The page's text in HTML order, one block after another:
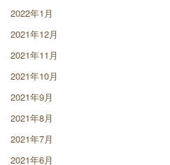
2022年1月
2021年12月
2021年11月
2021年10月
2021年9月
2021年8月
2021年7月
2021年6月